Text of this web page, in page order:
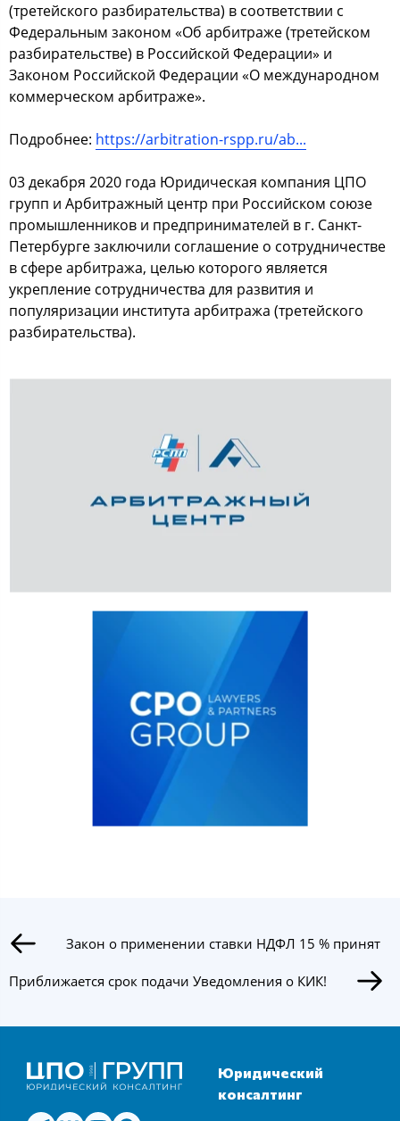
(третейского разбирательства) в соответствии с
Федеральным законом «Об арбитраже (третейском
разбирательстве) в Российской Федерации» и
Законом Российской Федерации «О международном
коммерческом арбитраже».
Подробнее: https://arbitration-rspp.ru/ab...
03 декабря 2020 года Юридическая компания ЦПО
групп и Арбитражный центр при Российском союзе
промышленников и предпринимателей в г. Санкт-
Петербурге заключили соглашение о сотрудничестве
в сфере арбитража, целью которого является
укрепление сотрудничества для развития и
популяризации института арбитража (третейского
разбирательства).
Закон о применении ставки НДФЛ 15 % принят
Приближается срок подачи Уведомления о КИК!
Юридический
консалтинг